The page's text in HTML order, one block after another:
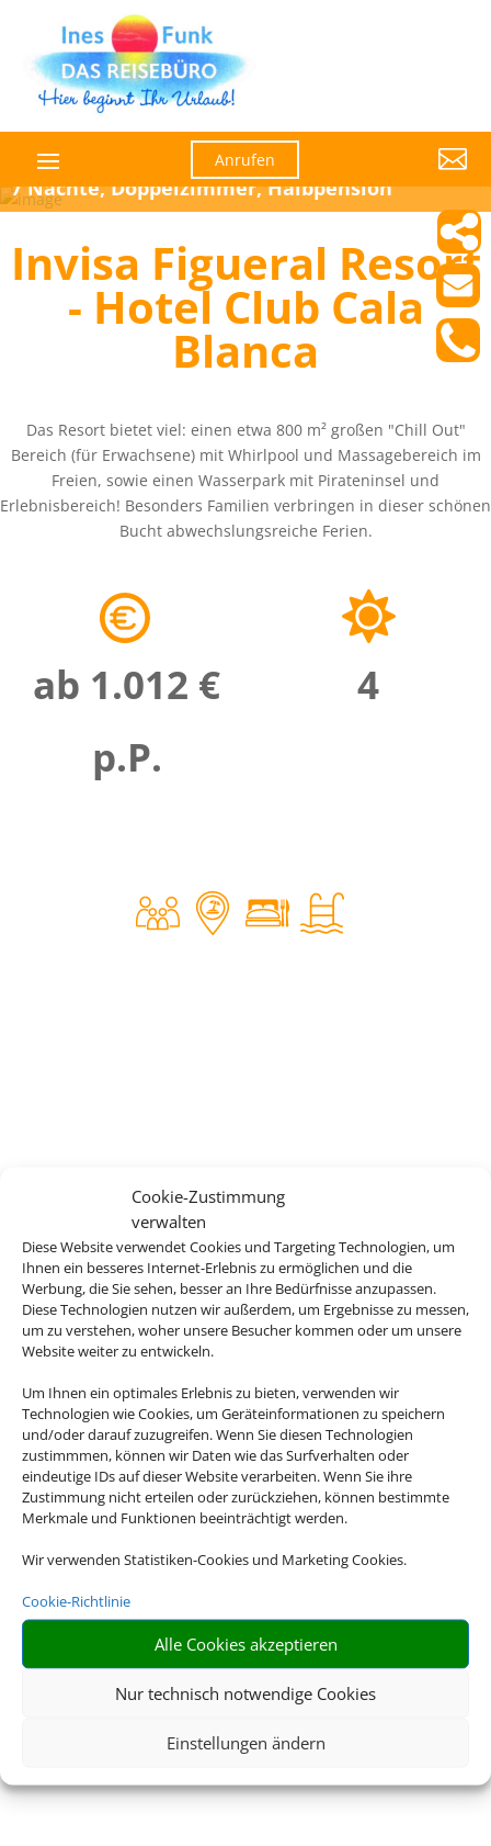
Cookie-Zustimmung
verwalten
Diese Website verwendet Cookies und Targeting Technologien, um
Ihnen ein besseres Internet-Erlebnis zu ermöglichen und die
Werbung, die Sie sehen, besser an Ihre Bedürfnisse anzupassen.
Diese Technologien nutzen wir außerdem, um Ergebnisse zu messen,
um zu verstehen, woher unsere Besucher kommen oder um unsere
Website weiter zu entwickeln.
Um Ihnen ein optimales Erlebnis zu bieten, verwenden wir
Technologien wie Cookies, um Geräteinformationen zu speichern
und/oder darauf zuzugreifen. Wenn Sie diesen Technologien
zustimmmen, können wir Daten wie das Surfverhalten oder
eindeutige IDs auf dieser Website verarbeiten. Wenn Sie ihre
Zustimmung nicht erteilen oder zurückziehen, können bestimmte
Merkmale und Funktionen beeinträchtigt werden.
Wir verwenden Statistiken-Cookies und Marketing Cookies.
Cookie-Richtlinie
Alle Cookies akzeptieren
Nur technisch notwendige Cookies
Einstellungen ändern
Anrufen 
7 Nächte, Doppelzimmer, Halbpension
Invisa Figueral Resort
- Hotel Club Cala
Blanca
Das Resort bietet viel: einen etwa 800 m² großen "Chill Out"
Bereich (für Erwachsene) mit Whirlpool und Massagebereich im
Freien, sowie einen Wasserpark mit Pirateninsel und
Erlebnisbereich! Besonders Familien verbringen in dieser schönen
Bucht abwechslungsreiche Ferien.
ab 1.012 €
p.P.
4